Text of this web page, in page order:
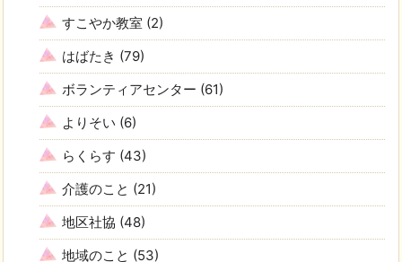
すこやか教室 (2)
はばたき (79)
ボランティアセンター (61)
よりそい (6)
らくらす (43)
介護のこと (21)
地区社協 (48)
地域のこと (53)